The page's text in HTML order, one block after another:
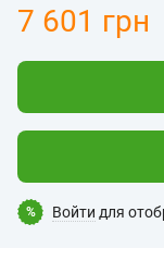
7 601 грн
% Войти для